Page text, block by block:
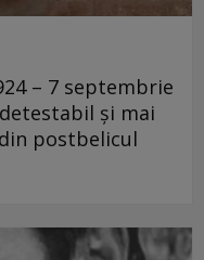
– 7 septembrie
și mai
postbelicul